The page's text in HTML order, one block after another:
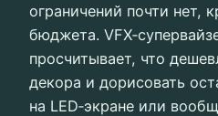
ограничений почти нет,
бюджета.
просчитывает, что
декора и дорисовать
на LED‑экране или